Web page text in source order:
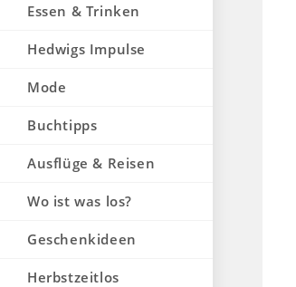
Essen & Trinken
Hedwigs Impulse
Mode
Buchtipps
Ausflüge & Reisen
Wo ist was los?
Geschenkideen
Herbstzeitlos